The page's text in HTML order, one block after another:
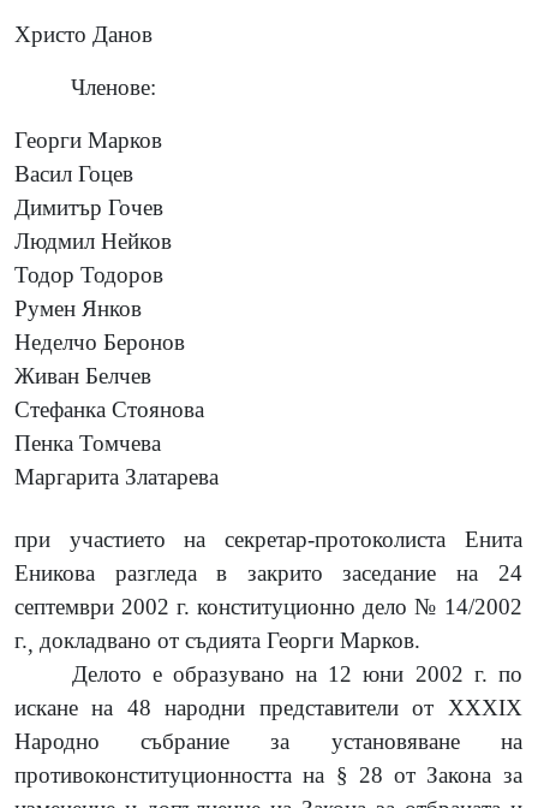
Христо Данов
Членове:
Георги Марков
Васил Гоцев
Димитър Гочев
Людмил Нейков
Тодор Тодоров
Румен Янков
Неделчо Беронов
Живан Белчев
Стефанка Стоянова
Пенка Томчева
Маргарита Златарева
при участието на секретар-протоколиста Енита
Еникова разгледа в закрито заседание на 24
септември 2002 г. конституционно дело № 14/2002
г., докладвано от съдията Георги Марков.
Делото е образувано на 12 юни 2002 г. по
искане на 48 народни представители от XXXIX
Народно събрание за установяване на
противоконституционността на § 28 от Закона за